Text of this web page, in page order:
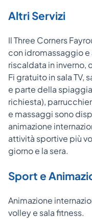
Altri Servizi
Il Three Corners
con idromassaggio
riscaldata in inverno,
Fi gratuito in sala TV,
e parte della
richiesta),
e massaggi sono
animazione
attività sportive più
giorno e la sera.
Sport e
Animazione
volley e sala fitness.